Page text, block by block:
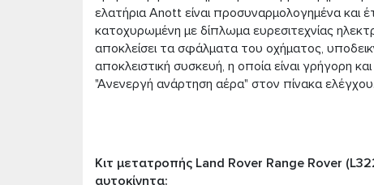
ελατήρια Anott είναι προσυναρμολογημένα και
κατοχυρωμένη με δίπλωμα ευρεσιτεχνίας
αποκλείσει τα σφάλματα του οχήματος,
αποκλειστική συσκευή, η οποία είναι γρήγορη
"Ανενεργή ανάρτηση αέρα" στον πίνακα ελέγχου.
Kιτ μετατροπής Land Rover Range Rover
αυτοκίνητα: